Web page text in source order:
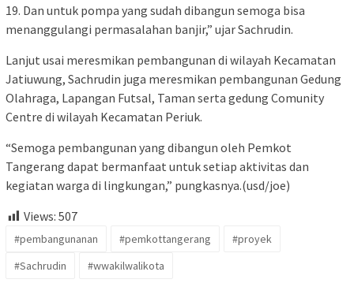
19. Dan untuk pompa yang sudah dibangun semoga bisa
menanggulangi permasalahan banjir,” ujar Sachrudin.
Lanjut usai meresmikan pembangunan di wilayah Kecamatan
Jatiuwung, Sachrudin juga meresmikan pembangunan Gedung
Olahraga, Lapangan Futsal, Taman serta gedung Comunity
Centre di wilayah Kecamatan Periuk.
“Semoga pembangunan yang dibangun oleh Pemkot
Tangerang dapat bermanfaat untuk setiap aktivitas dan
kegiatan warga di lingkungan,” pungkasnya.(usd/joe)
Views: 507
#pembangunanan #pemkottangerang
#proyek
#Sachrudin
#wwakilwalikota